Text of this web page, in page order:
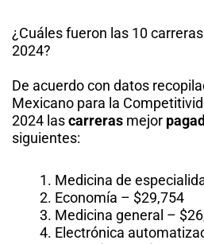
¿Cuáles fueron las 10
2024?
De acuerdo con datos
Mexicano para la
2024 lascarreras mejor
siguientes:
Medicina de
Economía – $29,754
Medicina general –
Electrónica